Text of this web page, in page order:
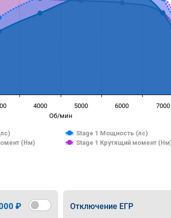
Об/мин
Stage 1 Мощность (лс)
(Нм)
Stage 1 Крутящий момент
4000 5000 6000 7000
₽ Отключение ЕГР